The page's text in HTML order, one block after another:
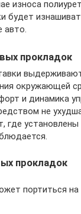
износа
будет
авто.
прокладок
окружающей
и динамика
не
где установлены
прокладок
портиться